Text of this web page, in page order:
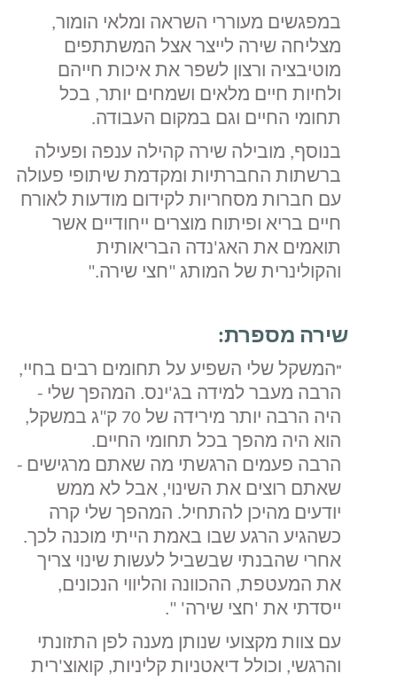
במפגשים מעוררי השראה ומלאי הומור,
מצליחה שירה לייצר אצל המשתתפים
מוטיבציה ורצון לשפר את איכות חייהם
ולחיות חיים מלאים ושמחים יותר, בכל
תחומי החיים וגם במקום העבודה.
בנוסף, מובילה שירה קהילה ענפה ופעילה
ברשתות החברתיות ומקדמת שיתופי פעולה
עם חברות מסחריות לקידום מודעות לאורח
חיים בריא ופיתוח מוצרים ייחודיים אשר
תואמים את האג'נדה הבריאותית
והקולינרית של המותג "חצי שירה".
שירה מספרת:
"המשקל שלי השפיע על תחומים רבים בחיי,
הרבה מעבר למידה בג'ינס. המהפך שלי -
היה הרבה יותר מירידה של 70 ק"ג במשקל,
הוא היה מהפך בכל תחומי החיים.
הרבה פעמים הרגשתי מה שאתם מרגישים -
שאתם רוצים את השינוי, אבל לא ממש
יודעים מהיכן להתחיל. המהפך שלי קרה
כשהגיע הרגע שבו באמת הייתי מוכנה לכך.
אחרי שהבנתי שבשביל לעשות שינוי צריך
את המעטפת, ההכוונה והליווי הנכונים,
ייסדתי את 'חצי שירה' ".
עם צוות מקצועי שנותן מענה לפן התזונתי
והרגשי, וכולל דיאטניות קליניות, קואוצ'רית